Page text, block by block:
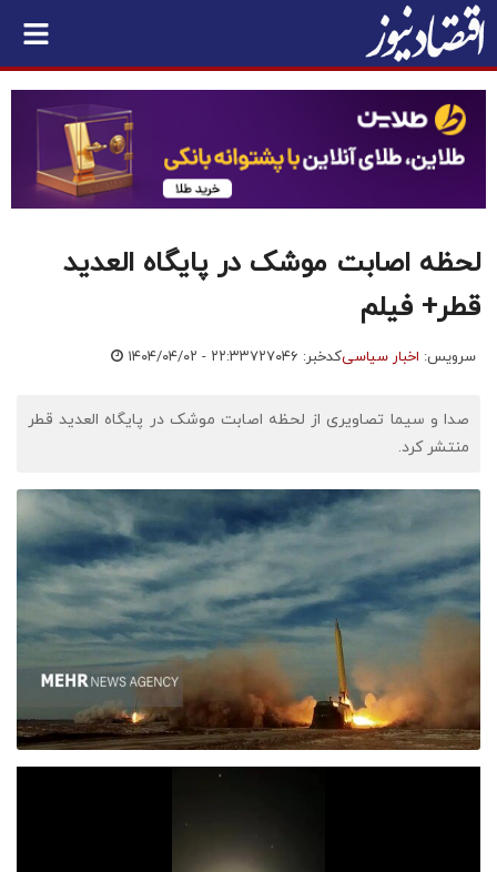
لحظه اصابت موشک در پایگاه العدید
قطر+ فیلم
سرویس: اخبار سیاسیکدخبر: ۷۲۷۰۴۶ ۱۴۰۴/۰۴/۰۲ - ۲۲:۳۳
صدا و سیما تصاویری از لحظه اصابت موشک در پایگاه العدید قطر
منتشر کرد.